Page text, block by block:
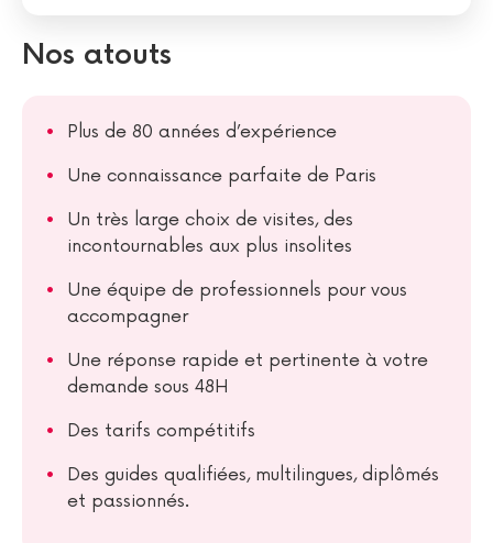
Nos atouts
Plus de 80 années d’expérience
Une connaissance parfaite de Paris
Un très large choix de visites, des
incontournables aux plus insolites
Une équipe de professionnels pour vous
accompagner
Une réponse rapide et pertinente à votre
demande sous 48H
Des tarifs compétitifs
Des guides qualifiées, multilingues, diplômés
et passionnés.